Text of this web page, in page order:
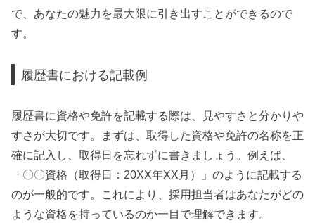
で、あなたの魅力を最大限に引き出すことができるので
す。
履歴書における記載例
履歴書に資格や免許を記載する際は、見やすさと分かりや
すさが大切です。まずは、取得した資格や免許の名称を正
確に記入し、取得日を忘れずに書きましょう。例えば、
「〇〇資格（取得日：20XX年XX月）」のように記載する
のが一般的です。これにより、採用担当者はあなたがどの
ような資格を持っているのか一目で理解できます。